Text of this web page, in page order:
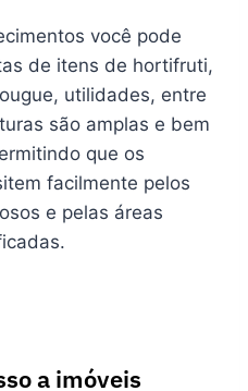
você pode
de itens de hortifruti,
utilidades, entre
são amplas e bem
que os
facilmente pelos
e pelas áreas
a imóveis